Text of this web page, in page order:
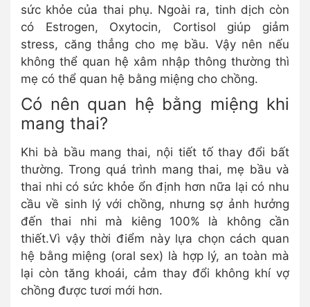
sức khỏe của thai phụ. Ngoài ra, tinh dịch còn
có Estrogen, Oxytocin, Cortisol giúp giảm
stress, căng thẳng cho mẹ bầu. Vậy nên nếu
không thể quan hệ xâm nhập thông thường thì
mẹ có thể quan hệ bằng miệng cho chồng.
Có nên quan hệ bằng miệng khi
mang thai?
Khi bà bầu mang thai, nội tiết tố thay đổi bất
thường. Trong quá trình mang thai, mẹ bầu và
thai nhi có sức khỏe ổn định hơn nữa lại có nhu
cầu về sinh lý với chồng, nhưng sợ ảnh hưởng
đến thai nhi mà kiêng 100% là không cần
thiết.Vì vậy thời điểm này lựa chọn cách quan
hệ bằng miệng (oral sex) là hợp lý, an toàn mà
lại còn tăng khoái, cảm thay đổi không khí vợ
chồng được tươi mới hơn.